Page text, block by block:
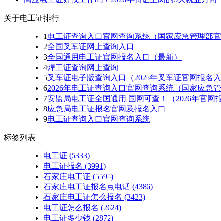
关于电工证排行
1 电工证查询入口官网查询系统（国家应急管理部官
2全国叉车证网上查询入口
3全国通用电工证官网报名入口（最新）
4焊工证查询网上查询
5叉车证电子版查询入口（2026年叉车证官网报名入
62026年电工证查询入口官网查询系统（国家应急管
7安监局电工证全国通用 国网可查！（2026年官网报
8应急局电工证报名官网及报名入口
9电工证查询入口官网查询系统
标签列表
电工证 (5333)
电工证报名 (3991)
石家庄电工证 (5595)
石家庄电工证报名点电话 (4386)
石家庄电工证怎么报名 (3423)
电工证怎么报名 (2624)
电工证多少钱 (2872)